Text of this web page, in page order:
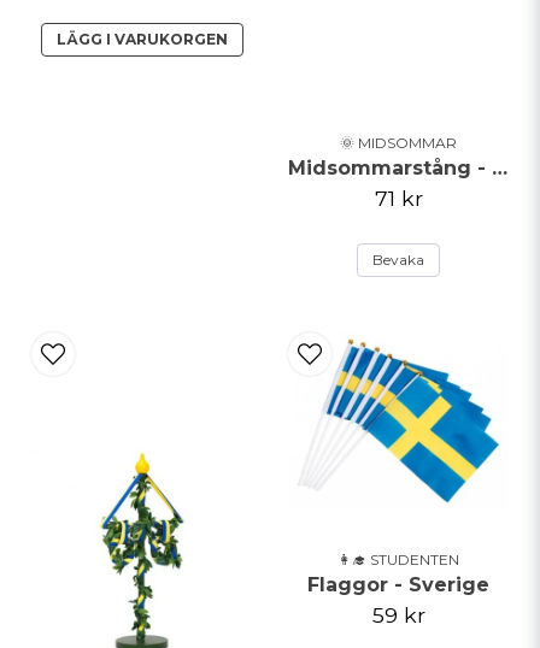
LÄGG I VARUKORGEN
🌞 MIDSOMMAR
Midsommarstång - Vit
71 kr
Bevaka
👩‍🎓 STUDENTEN
Flaggor - Sverige
59 kr